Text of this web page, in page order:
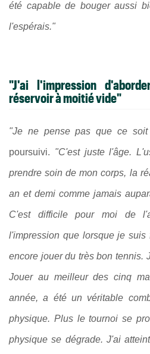
été capable de bouger aussi
l'espérais."
"J'ai l'impression
réservoir à moitié vide"
"Je ne pense pas que ce
poursuivi. "C'est juste l'âge.
prendre soin de mon corps, la
an et demi comme jamais
C'est difficile pour moi de
l'impression que lorsque je
encore jouer du très bon tennis.
Jouer au meilleur des cinq
année, a été un véritable
physique. Plus le tournoi se
physique se dégrade. J'ai